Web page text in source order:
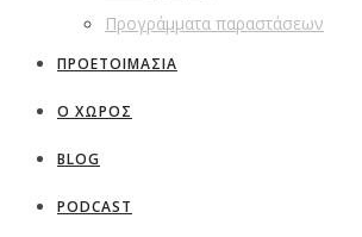
Προγράμματα παραστάσεων
ΠΡΟΕΤΟΙΜΑΣΙΑ
Ο ΧΩΡΟΣ
BLOG
PODCAST